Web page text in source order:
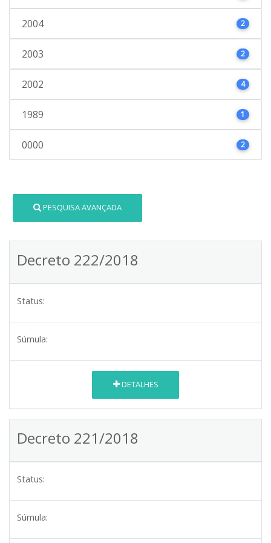
2004 2
2003 2
2002 4
1989 1
0000 2
PESQUISA AVANÇADA
Decreto 222/2018
Status:
Súmula:
DETALHES
Decreto 221/2018
Status:
Súmula: